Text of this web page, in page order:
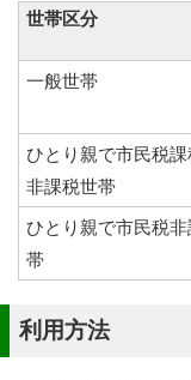
世帯区分
一般世帯
ひとり親で市民税
非課税世帯
ひとり親で市民税
帯
利用方法